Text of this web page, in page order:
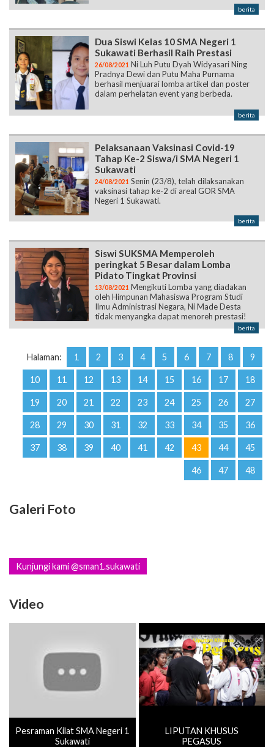
berita
Dua Siswi Kelas 10 SMA Negeri 1
Sukawati Berhasil Raih Prestasi
26/08/2021 Ni Luh Putu Dyah Widyasari Ning
Pradnya Dewi dan Putu Maha Purnama
berhasil menjuarai lomba artikel dan poster
dalam perhelatan event yang berbeda.
berita
Pelaksanaan Vaksinasi Covid-19
Tahap Ke-2 Siswa/i SMA Negeri 1
Sukawati
24/08/2021 Senin (23/8), telah dilaksanakan
vaksinasi tahap ke-2 di areal GOR SMA
Negeri 1 Sukawati.
berita
Siswi SUKSMA Memperoleh
peringkat 5 Besar dalam Lomba
Pidato Tingkat Provinsi
13/08/2021 Mengikuti Lomba yang diadakan
oleh Himpunan Mahasiswa Program Studi
Ilmu Administrasi Negara, Ni Made Desta
tidak menyangka dapat menoreh prestasi!
berita
Halaman: 1 2 3 4 5 6 7 8 9
10 11 12 13 14 15 16 17 18
19 20 21 22 23 24 25 26 27
28 29 30 31 32 33 34 35 36
37 38 39 40 41 42 43 44 45
46 47 48
Galeri Foto
Kunjungi kami @sman1.sukawati
Video
Pesraman Kilat SMA Negeri 1
Sukawati
LIPUTAN KHUSUS
PEGASUS